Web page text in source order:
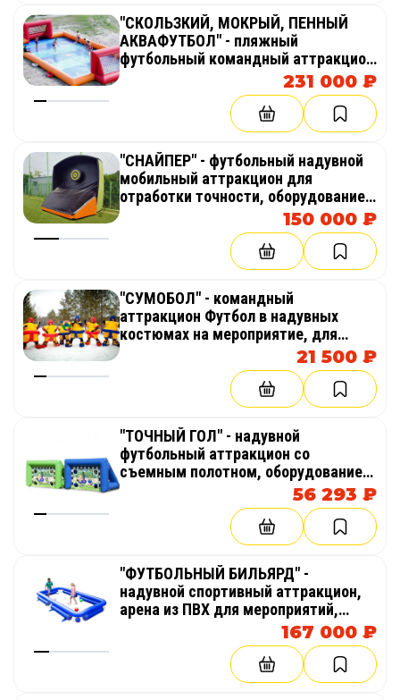
"СКОЛЬЗКИЙ, МОКРЫЙ, ПЕННЫЙ
АКВАФУТБОЛ" - пляжный
футбольный командный аттракцион
с привязным дном для пляжа,231 000 ₽
"СНАЙПЕР" - футбольный надувной
мобильный аттракцион для
отработки точности, оборудование
для тимбилдинга, праздника,
корпоратива, соревнований,
веселых стартов, эстафет
150 000 ₽
"СУМОБОЛ" - командный
аттракцион Футбол в надувных
костюмах на мероприятие, для
развлекательных шуточных
соревнований, оборудование для
тимбилдинга, праздника,
корпоратива, веселых стартов,
эстафет
21 500 ₽
"ТОЧНЫЙ ГОЛ" - надувной
футбольный аттракцион со
съемным полотном, оборудование
для тимбилдинга, праздника,
корпоратива, соревнований,
веселых стартов, эстафет
56 293 ₽
"ФУТБОЛЬНЫЙ БИЛЬЯРД" -
надувной спортивный аттракцион,
арена из ПВХ для мероприятий,
167 000 ₽